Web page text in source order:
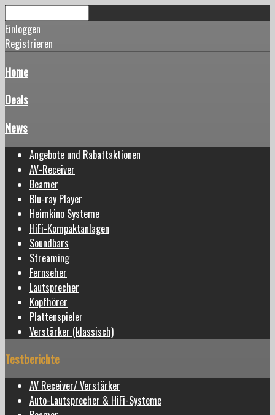
Einloggen
Registrieren
Home
Deals
News
Angebote und Rabattaktionen
AV-Receiver
Beamer
Blu-ray Player
Heimkino Systeme
HiFi-Kompaktanlagen
Soundbars
Streaming
Fernseher
Lautsprecher
Kopfhörer
Plattenspieler
Verstärker (klassisch)
Testberichte
AV Receiver/ Verstärker
Auto-Lautsprecher & HiFi-Systeme